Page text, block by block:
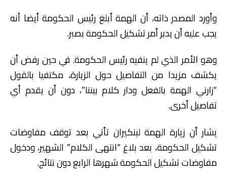
وأورد المصدر ذاته، أن الهمة أبلغ رئيس الحكومة أيضا أنه
يجب عليه أن يدبر أمر تشكيل الحكومة بصبر.
وهو الأمر الذي لم ينفيه رئيس الحكومة. في حين رفض أن
يكشف مزيدا من التفاصيل حول الزيارة، مكتفيا بالقول
“زارني الهمة بالفعل ودار كلام بيننا”، دون أن يقدم أي
تفاصيل أخرى.
يشار أن زيارة الهمة لبنكيران تأتي بعد توقف مفاوضات
تشكيل الحكومة، بعد بلاغ “انتهى الكلام” الشهير، ودخول
مفاوضات تشكيل الحكومة شهرها الرابع دون نتائج.